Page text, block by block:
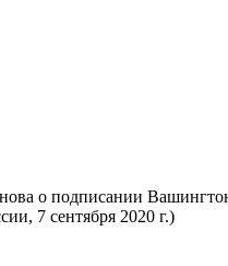
о подписании
7 сентября 2020 г.)